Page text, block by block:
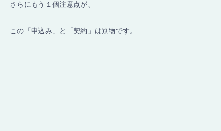
さらにもう１個注意点が、
この「申込み」と「契約」は別物です。